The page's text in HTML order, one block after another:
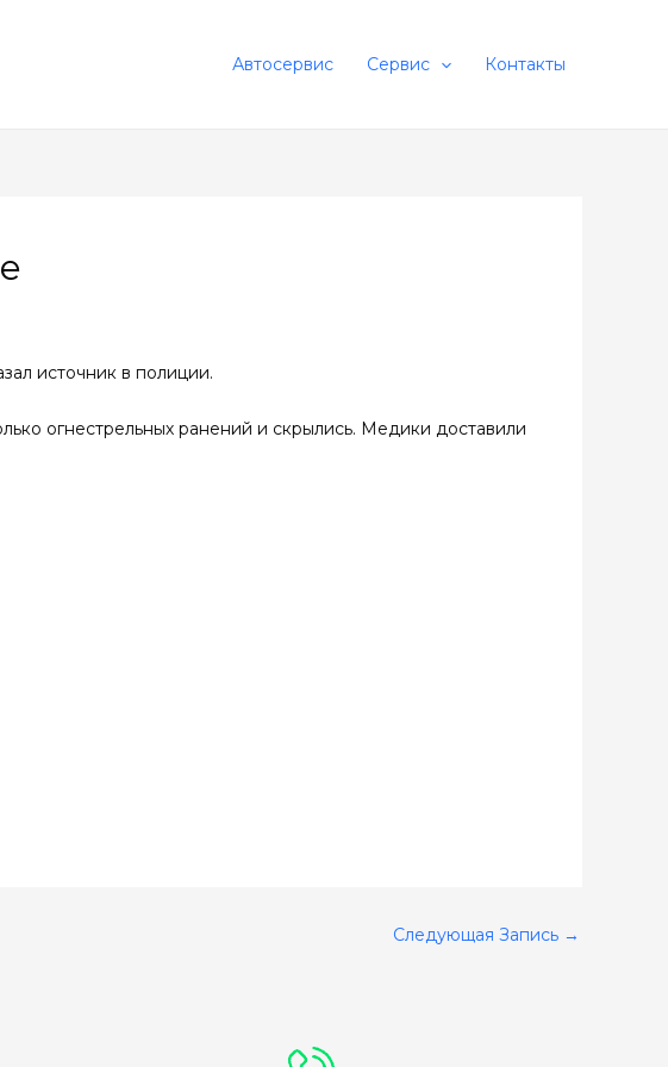
Автосервис Сервис Контакты
источник в полиции.
огнестрельных ранений и скрылись. Медики доставили
Следующая Запись →